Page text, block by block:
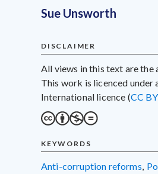
Sue Unsworth
DISCLAIMER
All views in this text are the
This work is licenced
International licence (CC
KEYWORDS
anti-corruption reforms,